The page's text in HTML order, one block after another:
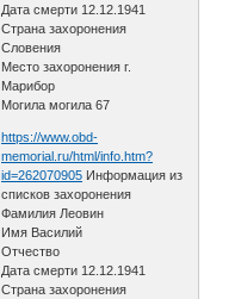
Дата смерти 12.12.1941
Страна захоронения
Словения
Место захоронения г.
Марибор
Могила могила 67
https://www.obd-
memorial.ru/html/info.htm?
id=262070905 Информация из
списков захоронения
Фамилия Леовин
Имя Василий
Отчество
Дата смерти 12.12.1941
Страна захоронения